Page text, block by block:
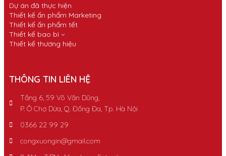
Dự án đã thực hiện
Thiết kế ấn phẩm Marketing
Thiết kế ấn phẩm tết
Thiết kế bao bì
Thiết kế thương hiệu
THÔNG TIN LIÊN HỆ
Tầng 6, 59 Võ Văn Dũng,
P. Ô Chợ Dừa, Q. Đống Đa, Tp. Hà Nội
0366 22 99 29
congxuongin@gmail.com